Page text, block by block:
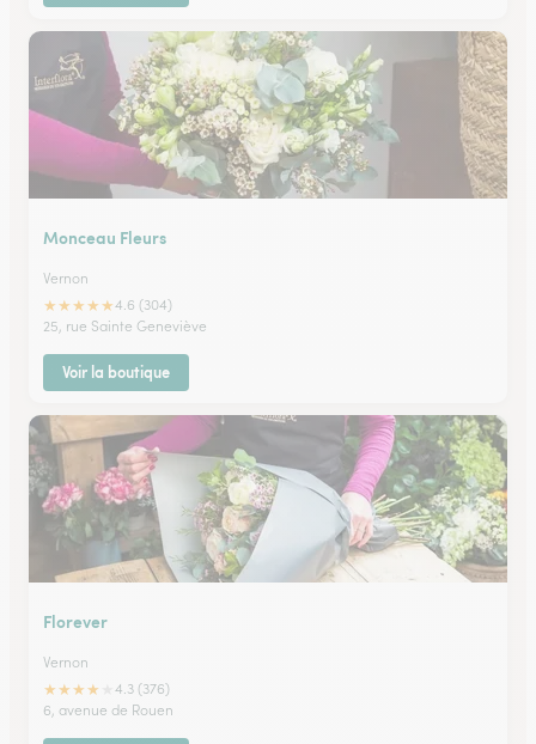
Monceau Fleurs
Vernon
★★★★★4.6 (304)
25, rue Sainte Geneviève
Voir la boutique
Florever
Vernon
★★★★
4.3 (376)
6, avenue de Rouen